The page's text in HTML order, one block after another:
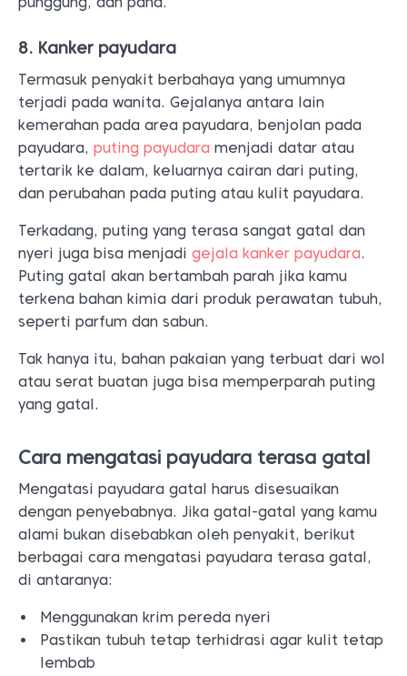
dan perubahan pada puting atau kulit payudara.
Terkadang, puting yang terasa sangat gatal dan
nyeri juga bisa menjadi gejala kanker payudara
Puting gatal akan bertambah parah jika kamu
terkena bahan kimia dari produk perawatan tubuh,
seperti parfum dan sabun.
Tak hanya itu, bahan pakaian yang terbuat dari wol
atau serat buatan juga bisa memperparah puting
yang gatal.
Cara mengatasi payudara terasa gatal
Mengatasi payudara gatal harus disesuaikan
dengan penyebabnya. Jika gatal-gatal yang kamu
alami bukan disebabkan oleh penyakit, berikut
berbagai cara mengatasi payudara terasa gatal,
di antaranya:
Pastikan tubuh tetap terhidrasi agar kulit tetap
lembab
Gunakan pelembap yang cepat menyerap
Menjaga payudara tetap bersih
Menggunakan produk pembersih tanpa pewangi
kimia
paparan sinar matahari
Pengobatan payudara yang terasa gatal